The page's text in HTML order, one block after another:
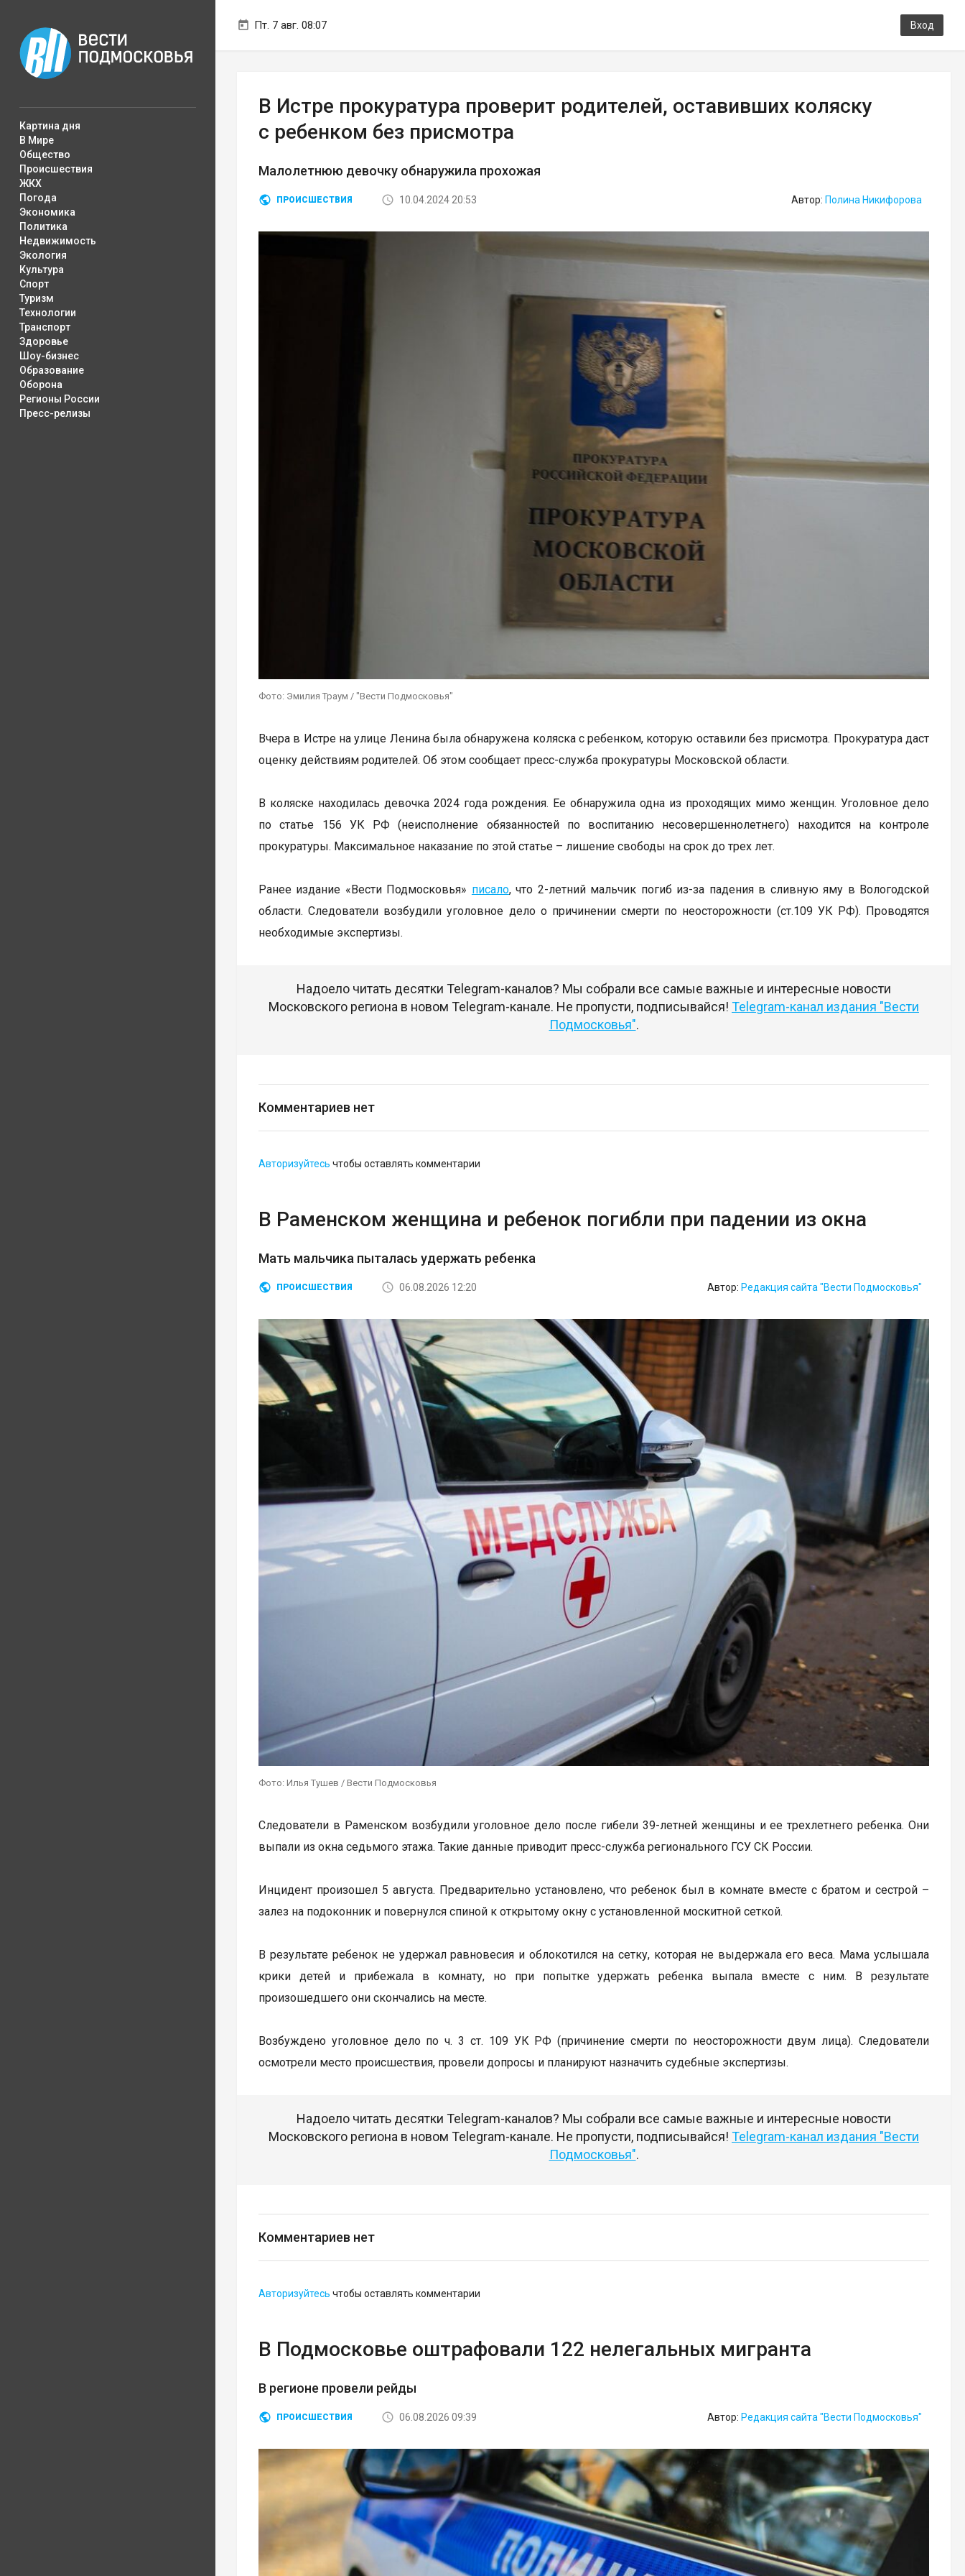
Пт. 7 авг. 08:07 Вход
Картина дня
В Мире
Общество
Происшествия
ЖКХ
Погода
Экономика
Политика
Недвижимость
Экология
Культура
Спорт
Туризм
Технологии
Транспорт
Здоровье
Шоу-бизнес
Образование
Оборона
Регионы России
Пресс-релизы
В Истре прокуратура проверит родителей, оставивших коляску
с ребенком без присмотра
Малолетнюю девочку обнаружила прохожая
ПРОИСШЕСТВИЯ 10.04.2024 20:53 Автор: Полина Никифорова
Фото: Эмилия Траум / "Вести Подмосковья"
Вчера в Истре на улице Ленина была обнаружена коляска с ребенком, которую оставили без присмотра. Прокуратура даст
оценку действиям родителей. Об этом сообщает пресс-служба прокуратуры Московской области.
В коляске находилась девочка 2024 года рождения. Ее обнаружила одна из проходящих мимо женщин. Уголовное дело
по статье 156 УК РФ (неисполнение обязанностей по воспитанию несовершеннолетнего) находится на контроле
прокуратуры. Максимальное наказание по этой статье – лишение свободы на срок до трех лет.
Ранее издание «Вести Подмосковья» писало, что 2-летний мальчик погиб из-за падения в сливную яму в Вологодской
области. Следователи возбудили уголовное дело о причинении смерти по неосторожности (ст.109 УК РФ). Проводятся
необходимые экспертизы.
Надоело читать десятки Telegram-каналов? Мы собрали все самые важные и интересные новости
Московского региона в новом Telegram-канале. Не пропусти, подписывайся! Telegram-канал издания "Вести
Подмосковья".
Комментариев нет
Авторизуйтесь чтобы оставлять комментарии
В Раменском женщина и ребенок погибли при падении из окна
Мать мальчика пыталась удержать ребенка
ПРОИСШЕСТВИЯ 06.08.2026 12:20 Автор: Редакция сайта "Вести Подмосковья"
Фото: Илья Тушев / Вести Подмосковья
Следователи в Раменском возбудили уголовное дело после гибели 39-летней женщины и ее трехлетнего ребенка. Они
выпали из окна седьмого этажа. Такие данные приводит пресс-служба регионального ГСУ СК России.
Инцидент произошел 5 августа. Предварительно установлено, что ребенок был в комнате вместе с братом и сестрой –
залез на подоконник и повернулся спиной к открытому окну с установленной москитной сеткой.
В результате ребенок не удержал равновесия и облокотился на сетку, которая не выдержала его веса. Мама услышала
крики детей и прибежала в комнату, но при попытке удержать ребенка выпала вместе с ним. В результате
произошедшего они скончались на месте.
Возбуждено уголовное дело по ч. 3 ст. 109 УК РФ (причинение смерти по неосторожности двум лица). Следователи
осмотрели место происшествия, провели допросы и планируют назначить судебные экспертизы.
Надоело читать десятки Telegram-каналов? Мы собрали все самые важные и интересные новости
Московского региона в новом Telegram-канале. Не пропусти, подписывайся! Telegram-канал издания "Вести
Подмосковья".
Комментариев нет
Авторизуйтесь чтобы оставлять комментарии
В Подмосковье оштрафовали 122 нелегальных мигранта
В регионе провели рейды
ПРОИСШЕСТВИЯ 06.08.2026 09:39 Автор: Редакция сайта "Вести Подмосковья"